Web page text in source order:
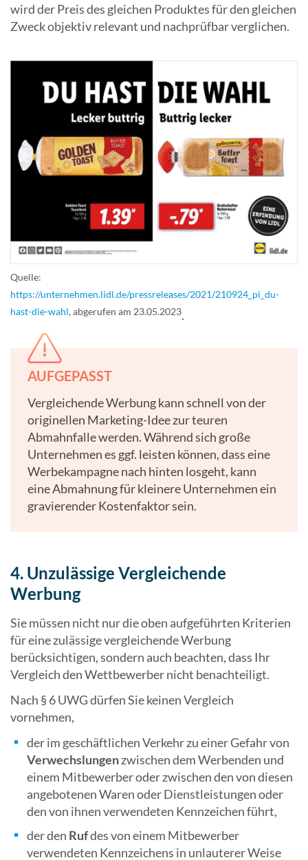
wird der Preis des gleichen Produktes für den gleichen
Zweck objektiv relevant und nachprüfbar verglichen.
Quelle:
https://unternehmen.lidl.de/pressreleases/2021/210924_pi_du-
hast-die-wahl, abgerufen am 23.05.2023.
AUFGEPASST
Vergleichende Werbung kann schnell von der
originellen Marketing-Idee zur teuren
Abmahnfalle werden. Während sich große
Unternehmen es ggf. leisten können, dass eine
Werbekampagne nach hinten losgeht, kann
eine Abmahnung für kleinere Unternehmen ein
gravierender Kostenfaktor sein.
4. Unzulässige Vergleichende
Werbung
Sie müssen nicht nur die oben aufgeführten Kriterien
für eine zulässige vergleichende Werbung
berücksichtigen, sondern auch beachten, dass Ihr
Vergleich den Wettbewerber nicht benachteiligt.
Nach § 6 UWG dürfen Sie keinen Vergleich
vornehmen,
der im geschäftlichen Verkehr zu einer Gefahr von
Verwechslungenzwischen dem Werbenden und
einem Mitbewerber oder zwischen den von diesen
angebotenen Waren oder Dienstleistungen oder
den von ihnen verwendeten Kennzeichen führt,
der den Rufdes von einem Mitbewerber
verwendeten Kennzeichens in unlauterer Weise